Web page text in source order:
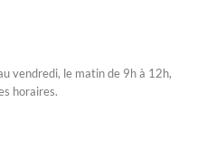
vendredi, le matin de 9h à 12h,
horaires.